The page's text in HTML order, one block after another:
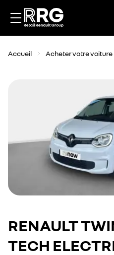
Accueil Acheter votre voiture
RENAULT
TECH